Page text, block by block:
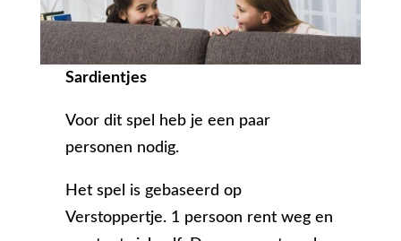
Sardientjes
Voor dit spel heb je een paar
personen nodig.
Het spel is gebaseerd op
Verstoppertje. 1 persoon rent weg en